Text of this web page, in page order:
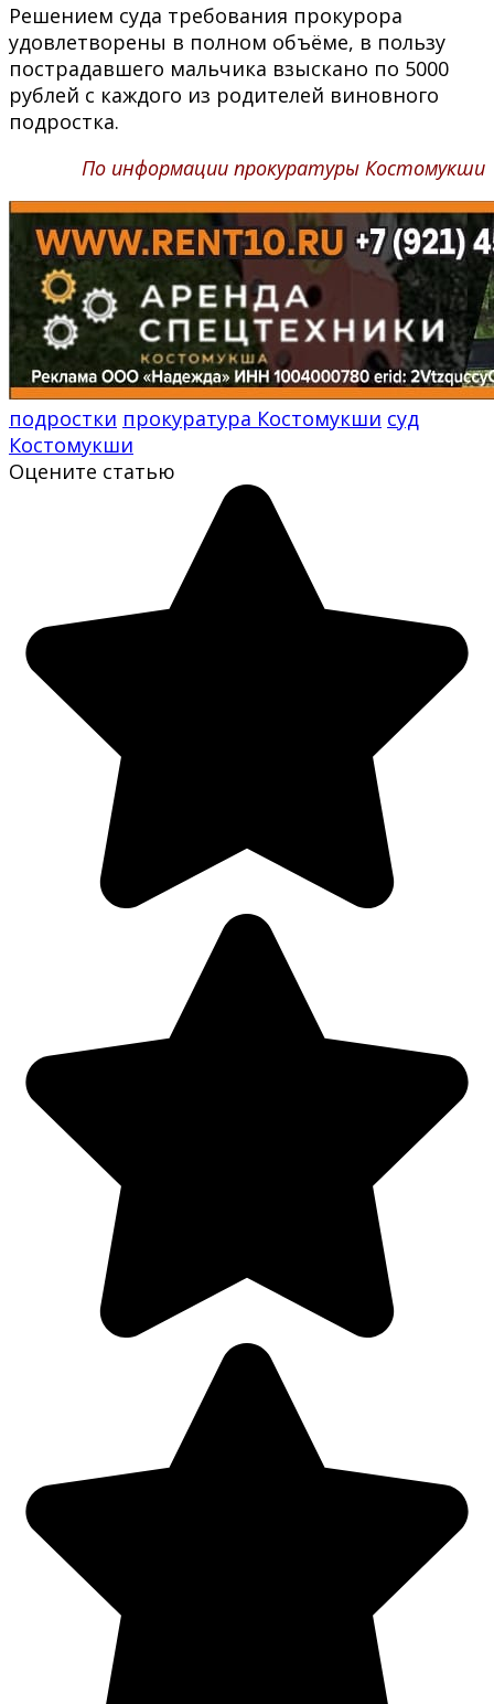
Решением суда требования прокурора
удовлетворены в полном объёме, в пользу
пострадавшего мальчика взыскано по 5000
рублей с каждого из родителей виновного
подростка.
По информации прокуратуры Костомукши
подростки прокуратура Костомукши суд
Костомукши
Оцените статью